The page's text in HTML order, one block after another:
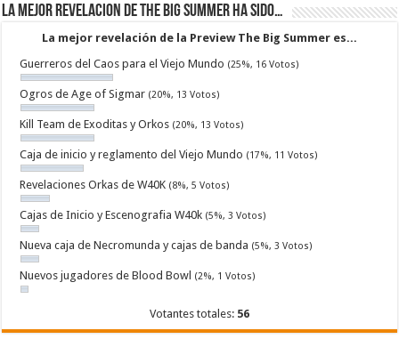
La mejor revelacion de The Big Summer ha sido…
La mejor revelación de la Preview The Big Summer es...
Guerreros del Caos para el Viejo Mundo (25%, 16 Votos)
Ogros de Age of Sigmar (20%, 13 Votos)
Kill Team de Exoditas y Orkos (20%, 13 Votos)
Caja de inicio y reglamento del Viejo Mundo (17%, 11 Votos)
Revelaciones Orkas de W40K (8%, 5 Votos)
Cajas de Inicio y Escenografia W40k (5%, 3 Votos)
Nueva caja de Necromunda y cajas de banda (5%, 3 Votos)
Nuevos jugadores de Blood Bowl (2%, 1 Votos)
Votantes totales: 56